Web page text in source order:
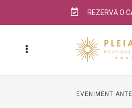
REZERVĂ O
EVENIMENT